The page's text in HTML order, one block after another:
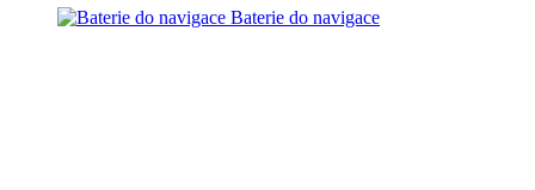
Baterie do navigace